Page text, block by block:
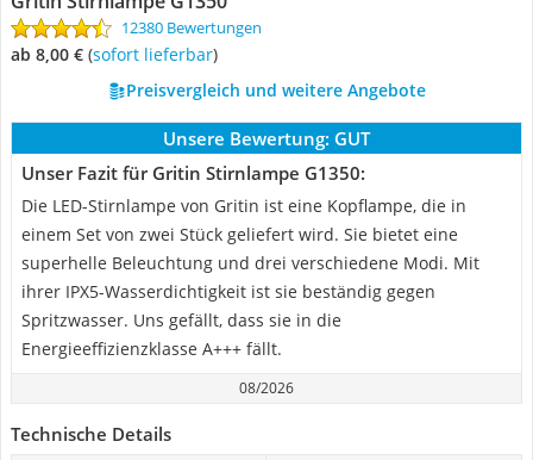
12380 Bewertungen
ab 8,00 € ( Sofort lieferbar)
Preisvergleich und weitere Angebote
Unsere Bewertung: GUT
Unser Fazit für Gritin Stirnlampe G1350:
Die LED-Stirnlampe von Gritin ist eine Kopflampe, die in
einem Set von zwei Stück geliefert wird. Sie bietet eine
superhelle Beleuchtung und drei verschiedene Modi. Mit
ihrer IPX5-Wasserdichtigkeit ist sie beständig gegen
Spritzwasser. Uns gefällt, dass sie in die
Energieeffizienzklasse A+++ fällt.
08/2026
Technische Details